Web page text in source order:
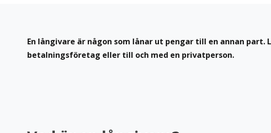
En långivare är någon som lånar ut pengar till en annan
betalningsföretag eller till och med en privatperson.